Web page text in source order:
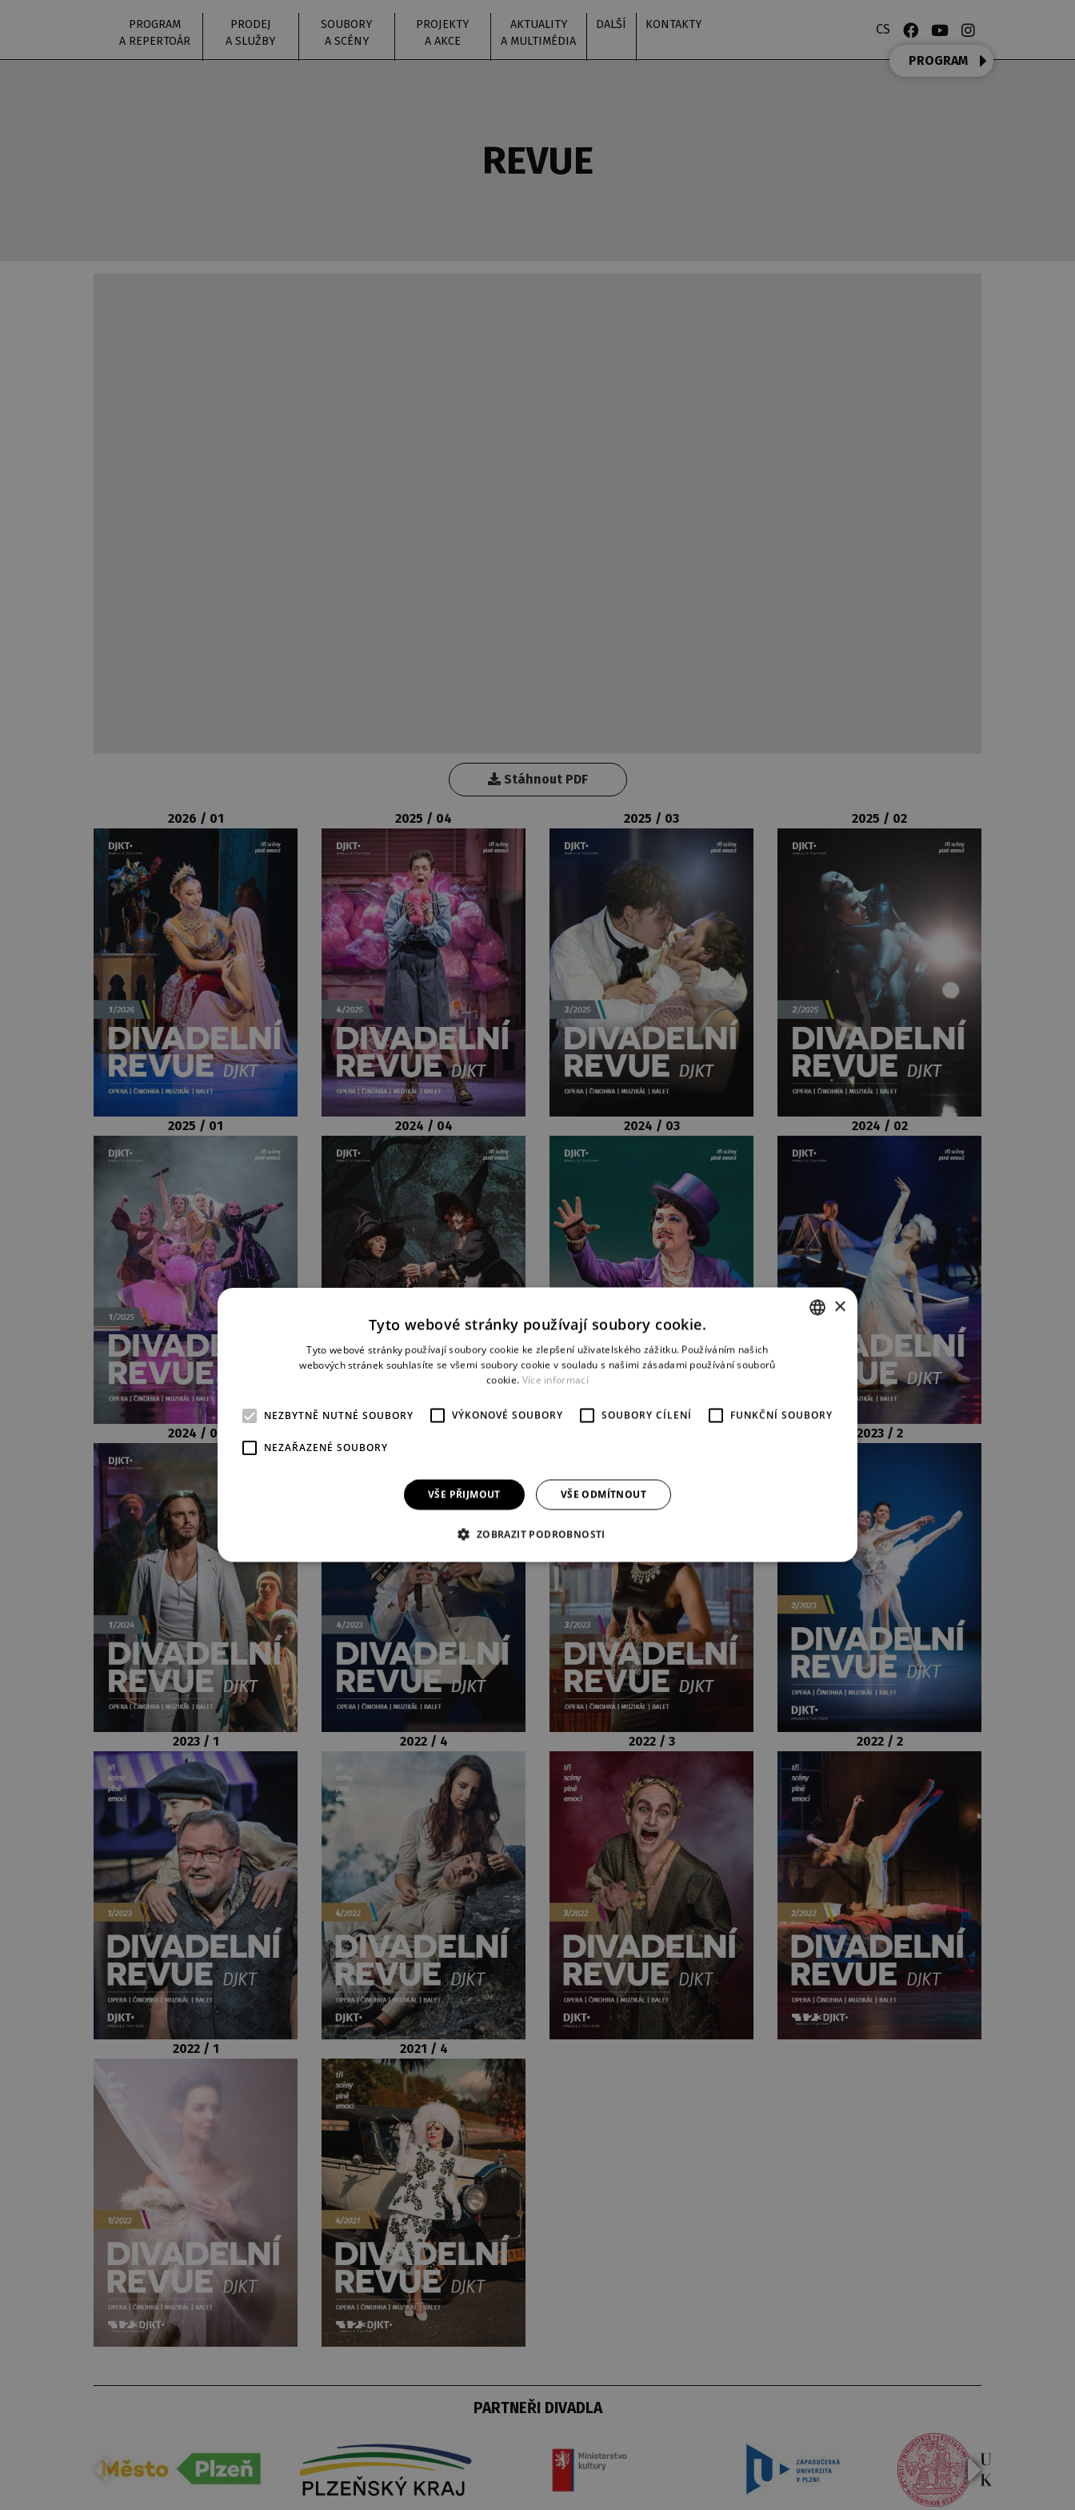
PROGRAM
A REPERTOÁR
PRODEJ
A SLUŽBY
SOUBORY
A SCÉNY
PROJEKTY
A AKCE
AKTUALITY
A MULTIMÉDIA
DALŠÍ KONTAKTY CS
PROGRAM
REVUE
Stáhnout PDF
2026 / 01 2025 / 04 2025 / 03 2025 / 02
2025 / 01 2024 / 04 2024 / 03 2024 / 02
2024 / 01 2023 / 2
2023 / 1 2022 / 4 2022 / 3 2022 / 2
2022 / 1 2021 / 4
PARTNEŘI DIVADLA
×
Tyto webové stránky používají soubory cookie.
Tyto webové stránky používají soubory cookie ke zlepšení uživatelského zážitku. Používáním našich
webových stránek souhlasíte se všemi soubory cookie v souladu s našimi zásadami používání souborů
cookie. Více informací
NEZBYTNĚ NUTNÉ SOUBORY VÝKONOVÉ SOUBORY SOUBORY CÍLENÍ FUNKČNÍ SOUBORY
NEZAŘAZENÉ SOUBORY
VŠE PŘIJMOUT VŠE ODMÍTNOUT
ZOBRAZIT PODROBNOSTI